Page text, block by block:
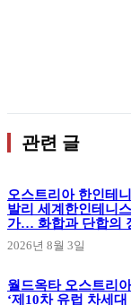
관련 글
오스트리아 한인테
발리 세계한인테니
가… 화합과 단합의
2026년 8월 3일
월드옥타 오스트리
‘제10차 유럽 차세